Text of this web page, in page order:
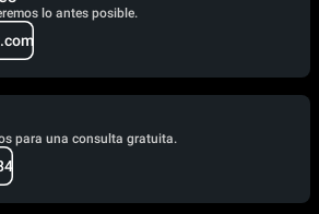
lo antes posible.
para una consulta gratuita.